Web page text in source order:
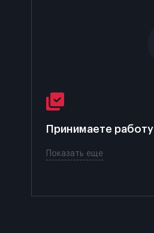
Принимаете работу
Показать еще